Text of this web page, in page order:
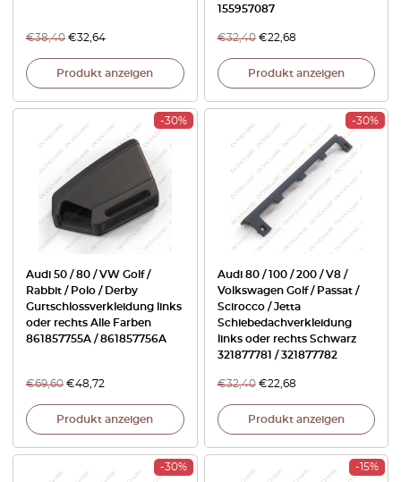
€38,40 €32,64
Produkt anzeigen
155957087
€32,40 €22,68
Produkt anzeigen
-30%
Audi 50 / 80 / VW Golf /
Rabbit / Polo / Derby
Gurtschlossverkleidung links
oder rechts Alle Farben
861857755A / 861857756A
€69,60 €48,72
Produkt anzeigen
-30%
Audi 80 / 100 / 200 / V8 /
Volkswagen Golf / Passat /
Scirocco / Jetta
Schiebedachverkleidung
links oder rechts Schwarz
321877781 / 321877782
€32,40 €22,68
Produkt anzeigen
-30% -15%